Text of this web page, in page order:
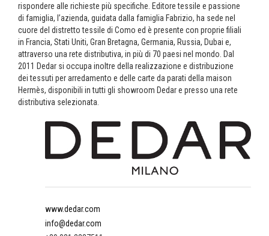
rispondere alle richieste più specifiche. Editore tessile e passione
di famiglia, l’azienda, guidata dalla famiglia Fabrizio, ha sede nel
cuore del distretto tessile di Como ed è presente con proprie filiali
in Francia, Stati Uniti, Gran Bretagna, Germania, Russia, Dubai e,
attraverso una rete distributiva, in più di 70 paesi nel mondo. Dal
2011 Dedar si occupa inoltre della realizzazione e distribuzione
dei tessuti per arredamento e delle carte da parati della maison
Hermès, disponibili in tutti gli showroom Dedar e presso una rete
distributiva selezionata.
www.dedar.com
info@dedar.com